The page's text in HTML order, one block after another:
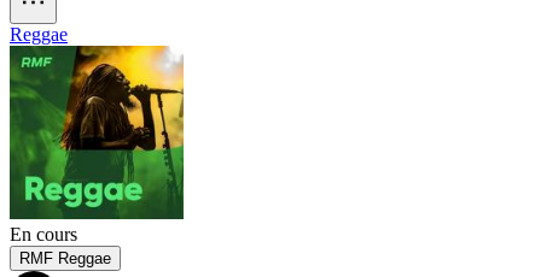
Reggae
En cours
RMF Reggae